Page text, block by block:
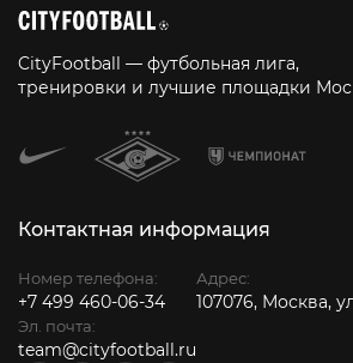
CityFootball — футбольная лига,
тренировки и лучшие площадки
Контактная информация
Номер телефона:
+7 499 460-06-34
Эл. почта:
team@cityfootball.ru
Адрес:
107076, Москва,